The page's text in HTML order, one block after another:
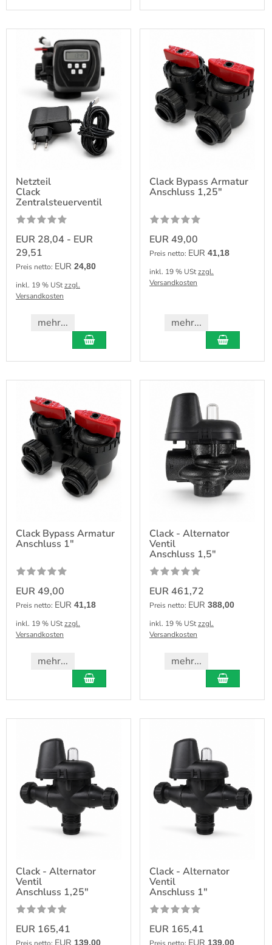
Netzteil
Clack
Zentralsteuerventil
EUR 28,04 - EUR
29,51
Preis netto: EUR 24,80
inkl. 19 % UStzzgl.
Versandkosten
mehr...
Clack Bypass Armatur
Anschluss 1,25"
EUR 49,00
Preis netto: EUR41,18
inkl. 19 % UStzzgl.
Versandkosten
mehr...
Clack Bypass Armatur
Anschluss 1"
EUR 49,00
Preis netto: EUR 41,18
inkl. 19 % UStzzgl.
Versandkosten
mehr...
Clack - Alternator
Ventil
Anschluss 1,5"
EUR 461,72
Preis netto: EUR388,00
inkl. 19 % UStzzgl.
Versandkosten
mehr...
Clack - Alternator
Ventil
Anschluss 1,25"
EUR 165,41
139,00
Clack - Alternator
Ventil
Anschluss 1"
EUR 165,41
139,00